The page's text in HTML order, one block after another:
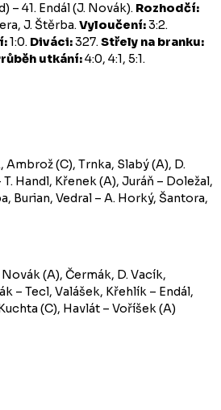
– 41. Endál (J. Novák). Rozhodčí:
J. Štěrba.Vyloučení:3:2.
1:0. Diváci:327.Střely na branku:
utkání:4:0, 4:1, 5:1.
Ambrož (C), Trnka, Slabý (A), D.
Handl, Křenek (A), Juráň – Doležal,
Burian, Vedral – A. Horký, Šantora,
(A), Čermák, D. Vacík,
– Tecl, Valášek, Křehlík – Endál,
(C), Havlát – Voříšek (A)